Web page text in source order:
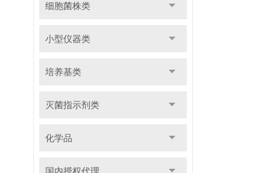
细胞菌株类
小型仪器类
培养基类
灭菌指示剂类
化学品
国内授权代理